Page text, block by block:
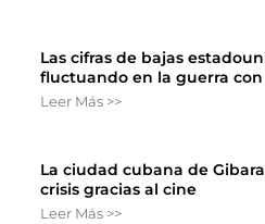
Las cifras de bajas
fluctuando en la guerra con
Leer Más >>
La ciudad cubana de
crisis gracias al cine
Leer Más >>